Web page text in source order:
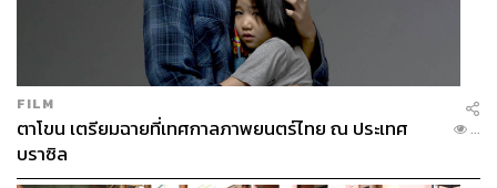
FILM
ตาโขน เตรียมฉายที่เทศกาลภาพยนตร์ไทย ณ ประเทศ
บราซิล
...